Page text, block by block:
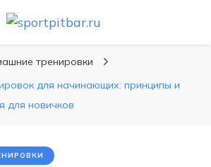
упражнения, правильные
программы тренировок
тренировки
для начинающих: принципы и
для новичков